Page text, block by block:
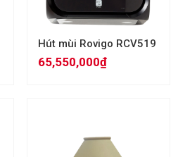
Hút mùi Rovigo RCV519
65,550,000₫